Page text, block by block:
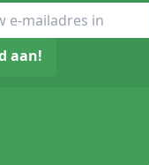
aan!